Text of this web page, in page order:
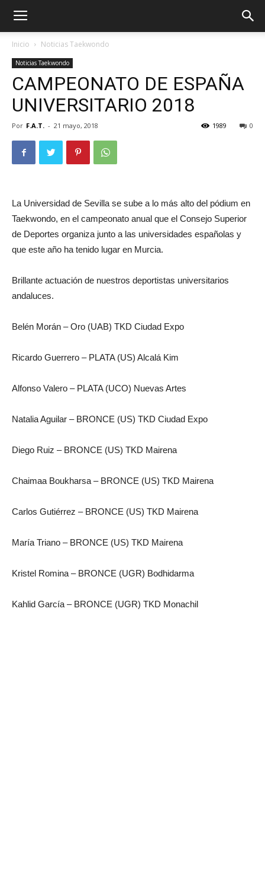
Inicio Noticias Taekwondo
Noticias Taekwondo
CAMPEONATO DE ESPAÑA
UNIVERSITARIO 2018
Por F.A.T. - 21 mayo, 2018 0
1989
La Universidad de Sevilla se sube a lo más alto del pódium en
Taekwondo, en el campeonato anual que el Consejo Superior
de Deportes organiza junto a las universidades españolas y
que este año ha tenido lugar en Murcia.
Brillante actuación de nuestros deportistas universitarios
andaluces.
Belén Morán – Oro (UAB) TKD Ciudad Expo
Ricardo Guerrero – PLATA (US) Alcalá Kim
Alfonso Valero – PLATA (UCO) Nuevas Artes
Natalia Aguilar – BRONCE (US) TKD Ciudad Expo
Diego Ruiz – BRONCE (US) TKD Mairena
Chaimaa Boukharsa – BRONCE (US) TKD Mairena
Carlos Gutiérrez – BRONCE (US) TKD Mairena
María Triano – BRONCE (US) TKD Mairena
Kristel Romina – BRONCE (UGR) Bodhidarma
Kahlid García – BRONCE (UGR) TKD Monachil